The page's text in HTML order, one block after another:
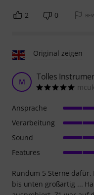
2 0
Original zeigen
M Tolles
Rundum 5 Sterne
bis unten großartig ...
Ansprache
Verarbeitung
Sound
Features